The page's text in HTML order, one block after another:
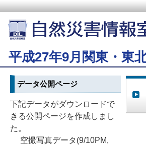
平成27年9月関東・東
データ公開ページ
下記データがダウンロードで
きる公開ページを作成しまし
た。
空撮写真データ(9/10PM,